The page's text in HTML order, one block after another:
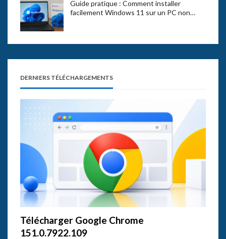
Guide pratique : Comment installer
facilement Windows 11 sur un PC non…
DERNIERS TÉLÉCHARGEMENTS
Télécharger Google Chrome
151.0.7922.109